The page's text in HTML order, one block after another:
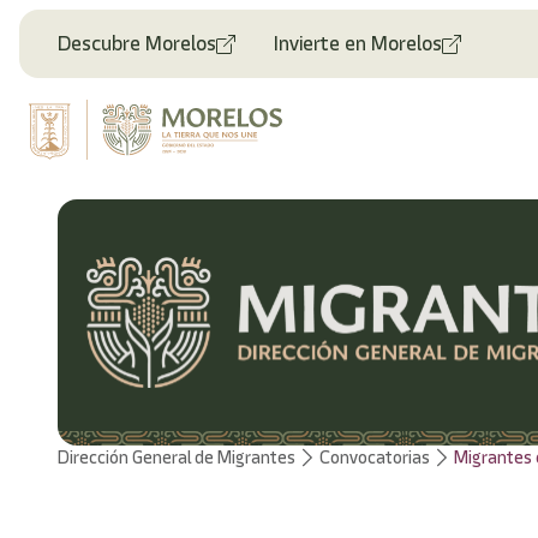
Welcome
One
Accessibility
screen
Accessibility
Descubre Morelos Invierte en Morelos
Dirección General de Migrantes Convocatorias Migrantes